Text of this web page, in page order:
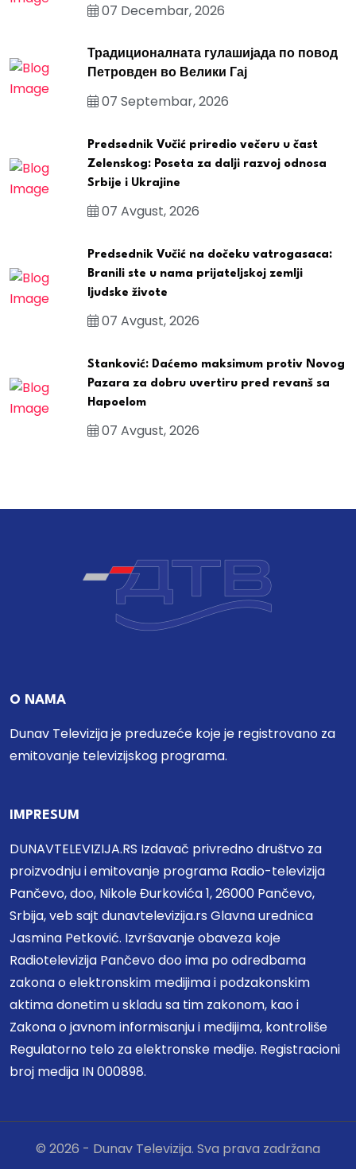
07 Decembar, 2026
Традиционалната гулашијада по повод
Петровден во Велики Гај
07 Septembar, 2026
Predsednik Vučić priredio večeru u čast
Zelenskog: Poseta za dalji razvoj odnosa
Srbije i Ukrajine
07 Avgust, 2026
Predsednik Vučić na dočeku vatrogasaca:
Branili ste u nama prijateljskoj zemlji
ljudske živote
07 Avgust, 2026
Stanković: Daćemo maksimum protiv Novog
Pazara za dobru uvertiru pred revanš sa
Hapoelom
07 Avgust, 2026
O NAMA
Dunav Televizija je preduzeće koje je registrovano za
emitovanje televizijskog programa.
IMPRESUM
DUNAVTELEVIZIJA.RS Izdavač privredno društvo za
proizvodnju i emitovanje programa Radio-televizija
Pančevo, doo, Nikole Đurkovića 1, 26000 Pančevo,
Srbija, veb sajt dunavtelevizija.rs Glavna urednica
Jasmina Petković. Izvršavanje obaveza koje
Radiotelevizija Pančevo doo ima po odredbama
zakona o elektronskim medijima i podzakonskim
aktima donetim u skladu sa tim zakonom, kao i
Zakona o javnom informisanju i medijima, kontroliše
Regulatorno telo za elektronske medije. Registracioni
broj medija IN 000898.
© 2026 - Dunav Televizija. Sva prava zadržana
🍪 Ovaj sajt koristi kolačiće da bi vam pružio bolje